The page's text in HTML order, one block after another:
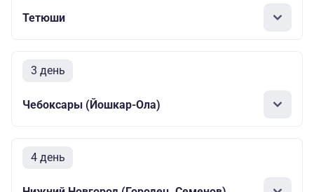
Тетюши
3 день
Чебоксары (Йошкар-Ола)
4 день